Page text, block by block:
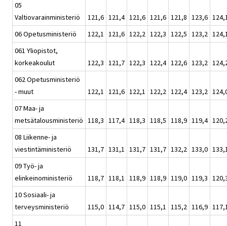
05
Valtiovarainministeriö
121,6 121,4 121,6 121,6 121,8 123,6
06 Opetusministeriö
122,1 121,6 122,2 122,3 122,5 123,2
061 Yliopistot,
korkeakoulut
122,3 121,7 122,3 122,4 122,6 123,2
062 Opetusministeriö
- muut
122,1 121,6 122,1 122,2 122,4 123,2
07 Maa- ja
metsätalousministeriö 118,3 117,4 118,3 118,5 118,9 119,4
08 Liikenne- ja
viestintäministeriö
131,7 131,1 131,7 131,7 132,2 133,0
09 Työ- ja
elinkeinoministeriö
118,7 118,1 118,9 118,9 119,0 119,3
10 Sosiaali- ja
terveysministeriö
115,0 114,7 115,0 115,1 115,2 116,9
11